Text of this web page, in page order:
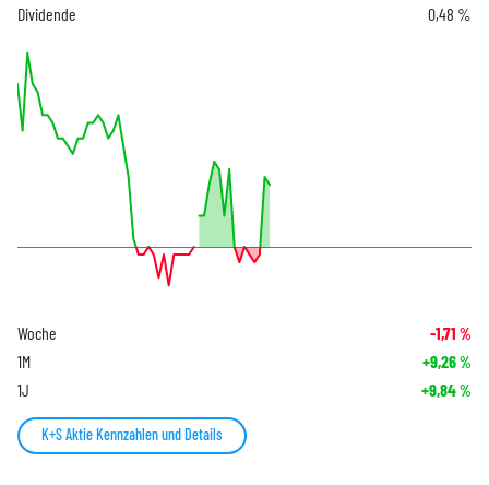
Dividende
0,48 %
Woche -1,71 %
1M +9,26%
1J +9,84%
K+S Aktie Kennzahlen und Details